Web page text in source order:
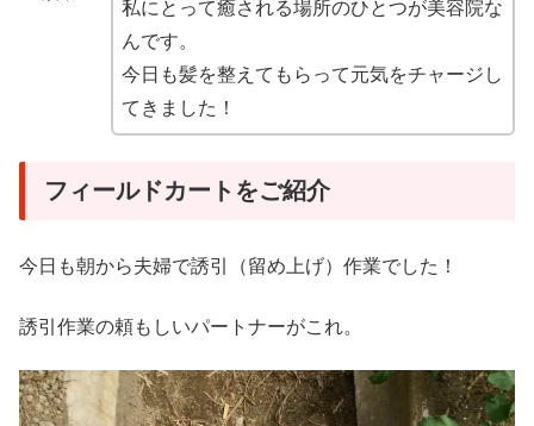
私にとって癒される場所のひとつが美容院な
んです。
今日も髪を整えてもらって元気をチャージし
てきました！
フィールドカートをご紹介
今日も朝から夫婦で誘引（留め上げ）作業でした！
誘引作業の頼もしいパートナーがこれ。